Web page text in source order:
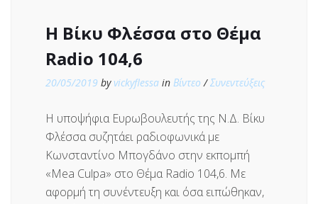
Η Βίκυ Φλέσσα στο Θέμα
Radio 104,6
20/05/2019 by vickyflessa in Βίντεο /Συνεντεύξεις
Η υποψήφια Ευρωβουλευτής της Ν.Δ. Βίκυ
Φλέσσα συζητάει ραδιοφωνικά με
Κωνσταντίνο Μπογδάνο στην εκπομπή
«Mea Culpa» στο Θέμα Radio 104,6. Με
αφορμή τη συνέντευξη και όσα ειπώθηκαν,